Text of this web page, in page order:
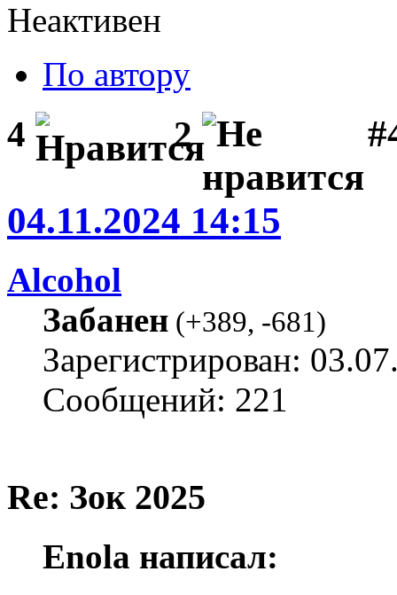
Неактивен
По автору
4 2
04.11.2024 14:15
Alcohol
Забанен (+389, -681)
Зарегистрирован:
Сообщений: 221
Re: Зок 2025
Enola написал: